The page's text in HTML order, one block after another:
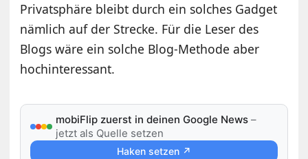
Privatsphäre bleibt durch ein solches Gadget
nämlich auf der Strecke. Für die Leser des
Blogs wäre ein solche Blog-Methode aber
hochinteressant.
mobiFlip zuerst in deinen Google News –
jetzt als Quelle setzen
Haken setzen ↗